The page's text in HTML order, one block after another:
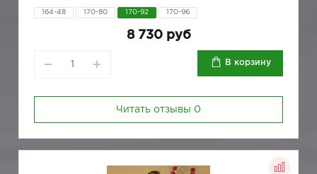
164-48 170-80 170-92 170-96
8 730 руб
В корзину
Читать отзывы 0